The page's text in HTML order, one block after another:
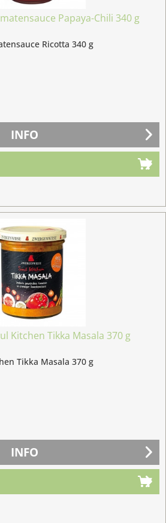
Papaya-Chili 340 g
Ricotta 340 g
INFO
Kitchen Tikka Masala 370 g
Tikka Masala 370 g
INFO